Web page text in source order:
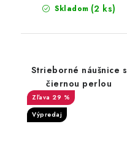
Skladom (2 ks)
Strieborné náušnice s
čiernou perlou
29 %
Výpredaj